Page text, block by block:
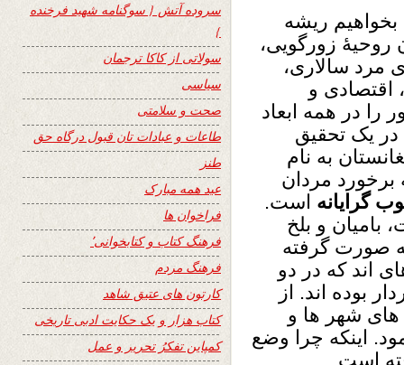
ریشه
روحیۀ زورگویی،
مرد سالاری،
اقتصادی و
را در همه ابعاد
در یک تحقیق
به نام
مردان
گرایانه است.
بامیان و بلخ
مرد مصاحبه صورت گرفته
اند که در دو
بوده اند. از
های شهر ها و
اینکه چرا وضع
است.
سروده آتش { سوگنامه شهید فرخنده
}
سولاتی از کاکا ترجمان
سیاسی
صحت و سلامتی
طاعات و عبادات تان قبول درگاه حق
طنز
عید همه مبارک
فراخوان ها
فرهنگ کتاب و کتابخوانی٬
فرهنگ مردم
کارتون های عتیق شاهد
کتاب هزار و یک حکایت ادبی تاریخی
کمپاین تفکرُ تحریر و عمل